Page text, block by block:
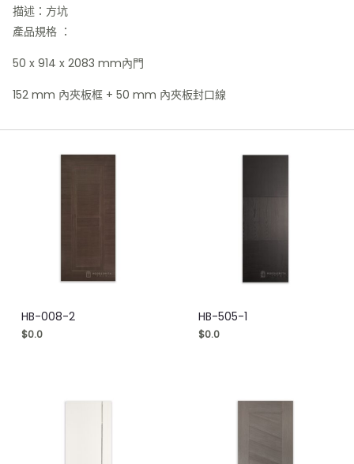
描述：方坑
產品規格 ：
50 x 914 x 2083 mm內門
152 mm 內夾板框 + 50 mm 內夾板封口線
HB-008-2
$0.0
HB-505-1
$0.0